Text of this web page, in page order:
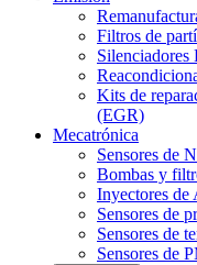
Filtros de
Kits de
(EGR)
Mecatrónica
Sensores de
Bombas y
Inyectores
Sensores de
Sensores de
Sensores de